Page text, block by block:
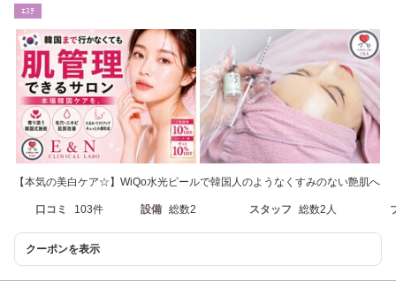
ｴｽﾃ
【本気の美白ケア☆】WiQo水光ピールで韓国人のようなくすみのない艶肌へ
口コミ 103件 設備 総数2 スタッフ 総数2人
クーポンを表示